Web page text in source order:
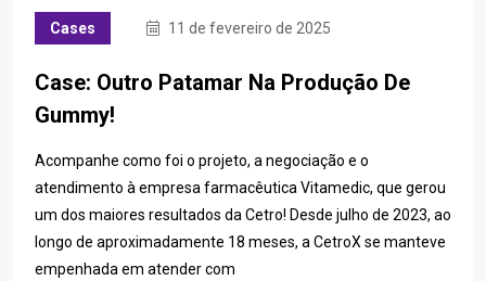
Cases 11 de fevereiro de 2025
Case: Outro Patamar Na Produção De
Gummy!
Acompanhe como foi o projeto, a negociação e o
atendimento à empresa farmacêutica Vitamedic, que gerou
um dos maiores resultados da Cetro! Desde julho de 2023, ao
longo de aproximadamente 18 meses, a CetroX se manteve
empenhada em atender com